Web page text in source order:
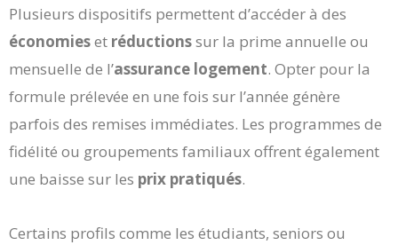
Plusieurs dispositifs permettent d’accéder à des
économieset réductionssur la prime annuelle ou
mensuelle de l’assurance logement. Opter pour la
formule prélevée en une fois sur l’année génère
parfois des remises immédiates. Les programmes de
fidélité ou groupements familiaux offrent également
une baisse sur les prix pratiqués.
Certains profils comme les étudiants, seniors ou